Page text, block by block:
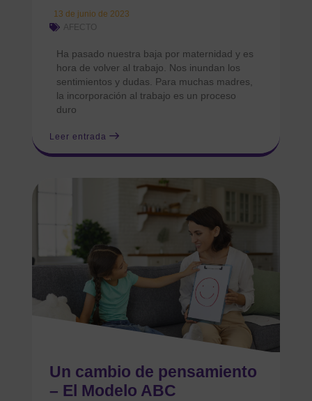
13 de junio de 2023
AFECTO
Ha pasado nuestra baja por maternidad y es
hora de volver al trabajo. Nos inundan los
sentimientos y dudas. Para muchas madres,
la incorporación al trabajo es un proceso
duro
Leer entrada
Un cambio de pensamiento
– El Modelo ABC